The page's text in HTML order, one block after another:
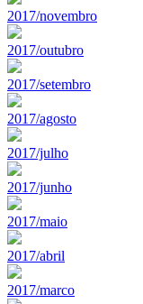
2017/novembro
2017/outubro
2017/setembro
2017/agosto
2017/julho
2017/junho
2017/maio
2017/abril
2017/marco